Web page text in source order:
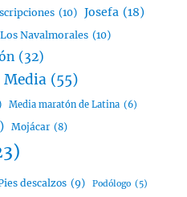
(10) Josefa (18)
Los Navalmorales (10)
(32)
Media (55)
Media maratón de Latina (6)
Mojácar (8)
descalzos (9) Podólogo (5)